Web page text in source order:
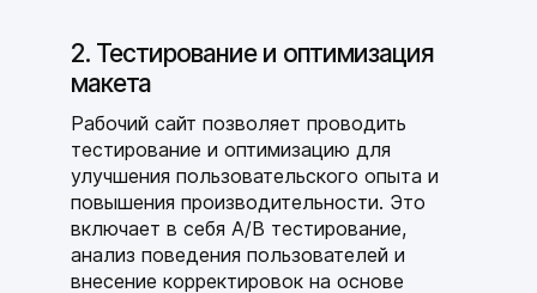
2. Тестирование и оптимизация
макета
Рабочий сайт позволяет проводить
тестирование и оптимизацию для
улучшения пользовательского опыта и
повышения производительности. Это
включает в себя A/B тестирование,
анализ поведения пользователей и
внесение корректировок на основе